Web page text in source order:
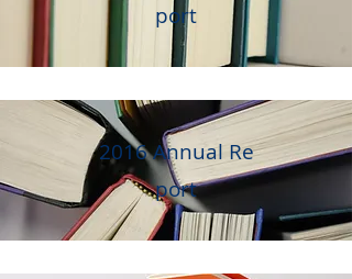
port
2016 Annual Re
port